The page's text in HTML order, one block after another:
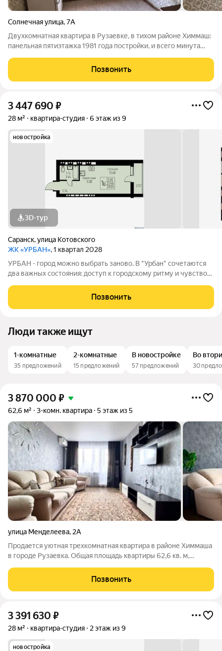
Солнечная улица,7А
Двухкомнатная квартира в Рузаевке, в тихом районе Химмаш:
панельная пятиэтажка 1981 года постройки, и всего минута
этаже, общая площадь 47,8 кв. м, жилая 31,6 кв. м, кухня 6,4 кв.
м. Комнаты
Позвонить
3 447 690 ₽
28 м² квартира-студия 6 этаж из 9
новостройка
3D-тур
Саранск,улица Котовского
ЖК «УРБАН», 1 квартал 2028
УРБАН - город можно выбрать заново. В "Урбан" сочетаются
два важных состояния: доступ к городскому ритму и чувство
удобная городская база: понятные маршруты, близость
инфраструктуры,
Позвонить
Люди также ищут
1-комнатные
35 предложений
2-комнатные
15 предложений
В новостройке
57 предложений
Во
30
3 870 000 ₽
62,6 м² 3-комн. квартира 5 этаж из 5
улица Менделеева, 2А
Продается уютная трехкомнатная квартира в районе Химмаша
в городе Рузаевка. Общая площадь квартиры 62,6 кв. м,
14,3, 17,5 кв. м, кухня 6,6 кв. м, санузел раздельный, есть 2
балкона. В квартире
Позвонить
3 391 630 ₽
28 м² квартира-студия 2 этаж из 9
новостройка